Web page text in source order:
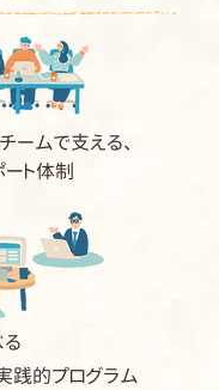
ームで支える、
ト体制
践的プログラム